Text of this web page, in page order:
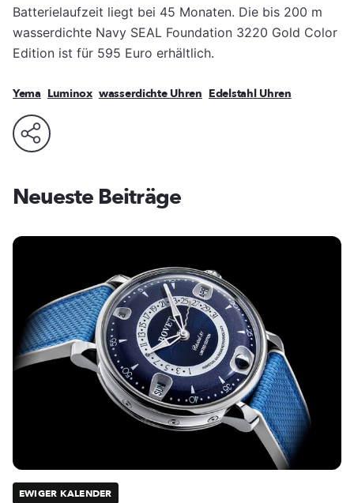
Batterielaufzeit liegt bei 45 Monaten. Die bis 200 m
wasserdichte Navy SEAL Foundation 3220 Gold Color
Edition ist für 595 Euro erhältlich.
Yema Luminox wasserdichte Uhren Edelstahl Uhren
Neueste Beiträge
EWIGER KALENDER